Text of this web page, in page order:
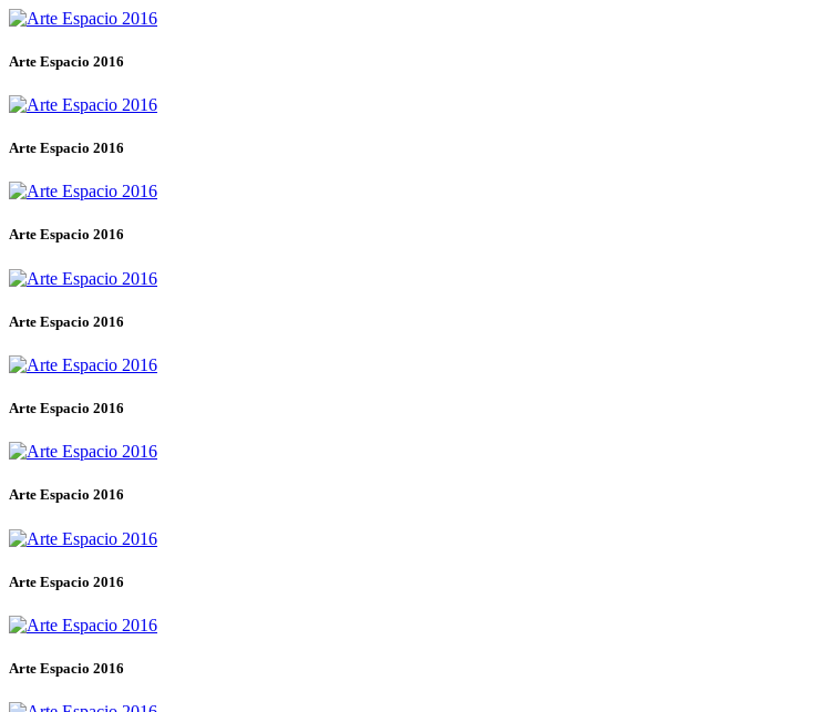
Arte Espacio 2016
Arte Espacio 2016
Arte Espacio 2016
Arte Espacio 2016
Arte Espacio 2016
Arte Espacio 2016
Arte Espacio 2016
Arte Espacio 2016